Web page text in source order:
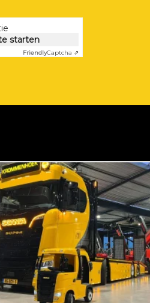
starten
FriendlyCaptcha ⇗